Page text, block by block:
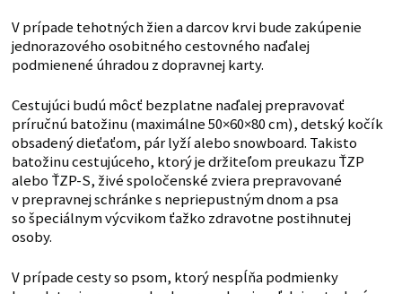
V prípade tehotných žien a darcov krvi bude zakúpenie
jednorazového osobitného cestovného naďalej
podmienené úhradou z dopravnej karty.
Cestujúci budú môcť bezplatne naďalej prepravovať
príručnú batožinu (maximálne 50×60×80 cm), detský kočík
obsadený dieťaťom, pár lyží alebo snowboard. Takisto
batožinu cestujúceho, ktorý je držiteľom preukazu ŤZP
alebo ŤZP-S, živé spoločenské zviera prepravované
v prepravnej schránke s nepriepustným dnom a psa
so špeciálnym výcvikom ťažko zdravotne postihnutej
osoby.
V prípade cesty so psom, ktorý nespĺňa podmienky